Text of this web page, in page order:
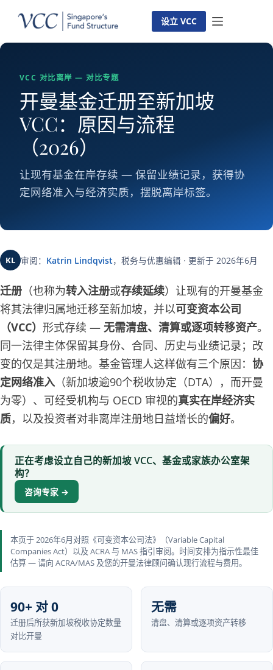
容
设立 VCC
VCC 对比离岸 — 对比专题
开曼基金迁册至新加坡
VCC：原因与流程
（2026）
让现有基金在岸存续 — 保留业绩记录，获得协
定网络准入与经济实质，摆脱离岸标签。
KL 审阅： Katrin Lindqvist，税务与优惠编辑 · 更新于 2026年6月
迁册 （也称为转入注册或存续延续）让现有的开曼基金
将其法律归属地迁移至新加坡，并以可变资本公司
（VCC） 形式存续 — 无需清盘、清算或逐项转移资产。
同一法律主体保留其身份、合同、历史与业绩记录；改
变的仅是其注册地。基金管理人这样做有三个原因： 协
定网络准入 （新加坡逾90个税收协定（DTA），而开曼
为零）、可经受机构与 OECD 审视的真实在岸经济实
质，以及投资者对非离岸注册地日益增长的偏好。
正在考虑设立自己的新加坡 VCC、基金或家族办公室架
构？
咨询专家 →
本页于 2026年6月对照《可变资本公司法》（Variable Capital
Companies Act）以及 ACRA 与 MAS 指引审阅。时间安排为指示性最佳
估算 — 请向 ACRA/MAS 及您的开曼法律顾问确认现行流程与费用。
90+ 对 0
迁册后所获新加坡税收协定数量
对比开曼
无需
清盘、清算或逐项资产转移